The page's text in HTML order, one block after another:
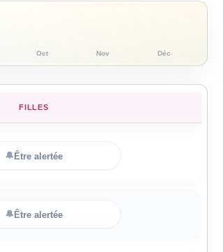
Oct Nov Déc
FILLES
🔔Être alertée
🔔Être alertée